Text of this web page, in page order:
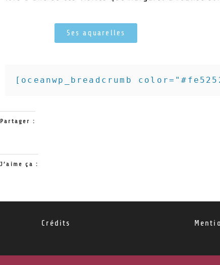
Ses aquarelles
[oceanwp_breadcrumb
Partager :
J’aime ça :
Crédits